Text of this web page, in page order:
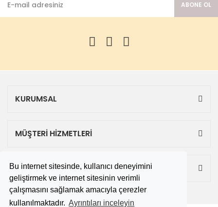
Bu internet sitesinde, kullanıcı deneyimini
geliştirmek ve internet sitesinin verimli
çalışmasını sağlamak amacıyla çerezler
kullanılmaktadır. Ayrıntıları inceleyin
ABONE OL
KURUMSAL
MÜŞTERİ HİZMETLERİ
ALIŞVERİŞ